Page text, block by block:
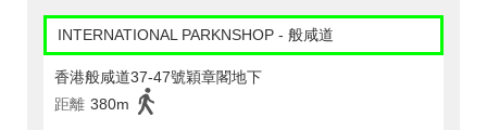
INTERNATIONAL PARKNSHOP - 般咸道
香港般咸道37-47號穎章閣地下
距離 380m